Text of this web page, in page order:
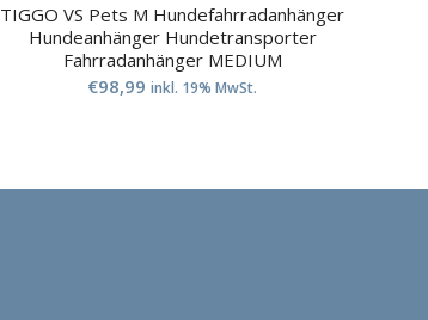
TIGGO VS Pets M Hundefahrradanhänger
Hundeanhänger Hundetransporter
Fahrradanhänger MEDIUM
€98,99 inkl. 19% MwSt.